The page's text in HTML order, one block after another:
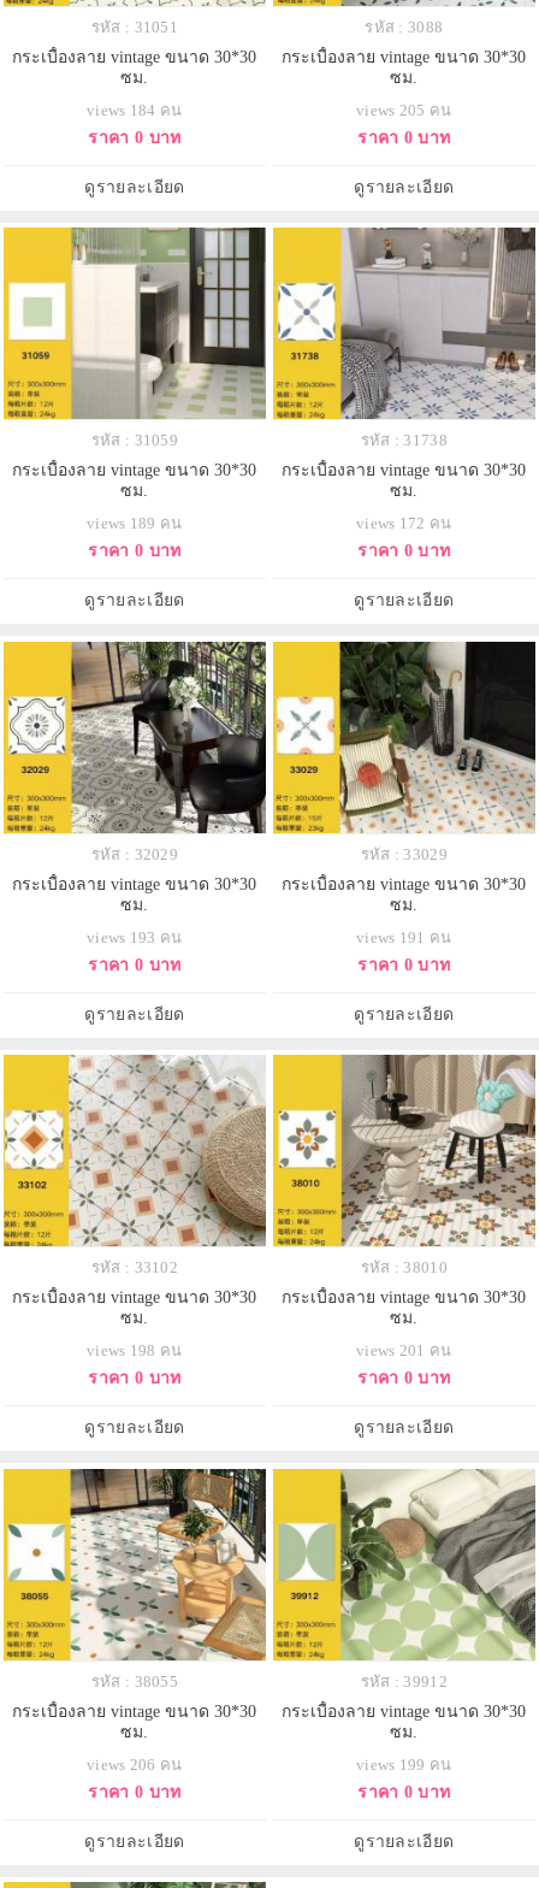
รหัส : 31051
กระเบื้องลาย vintage ขนาด 30*30
ซม.
views 184 คน
ราคา 0 บาท
ดูรายละเอียด
รหัส : 3088
กระเบื้องลาย vintage ขนาด 30*30
ซม.
views 205 คน
ราคา 0 บาท
ดูรายละเอียด
รหัส : 31059
กระเบื้องลาย vintage ขนาด 30*30
ซม.
views 189 คน
ราคา 0 บาท
ดูรายละเอียด
รหัส : 31738
กระเบื้องลาย vintage ขนาด 30*30
ซม.
views 172 คน
ราคา 0 บาท
ดูรายละเอียด
รหัส : 32029
กระเบื้องลาย vintage ขนาด 30*30
ซม.
views 193 คน
ราคา 0 บาท
ดูรายละเอียด
รหัส : 33029
กระเบื้องลาย vintage ขนาด 30*30
ซม.
views 191 คน
ราคา 0 บาท
ดูรายละเอียด
รหัส : 33102
กระเบื้องลาย vintage ขนาด 30*30
ซม.
views 198 คน
ราคา 0 บาท
ดูรายละเอียด
รหัส : 38010
กระเบื้องลาย vintage ขนาด 30*30
ซม.
views 201 คน
ราคา 0 บาท
ดูรายละเอียด
รหัส : 38055
กระเบื้องลาย vintage ขนาด 30*30
ซม.
views 206 คน
ราคา 0 บาท
ดูรายละเอียด
รหัส : 39912
กระเบื้องลาย vintage ขนาด 30*30
ซม.
views 199 คน
ราคา 0 บาท
ดูรายละเอียด